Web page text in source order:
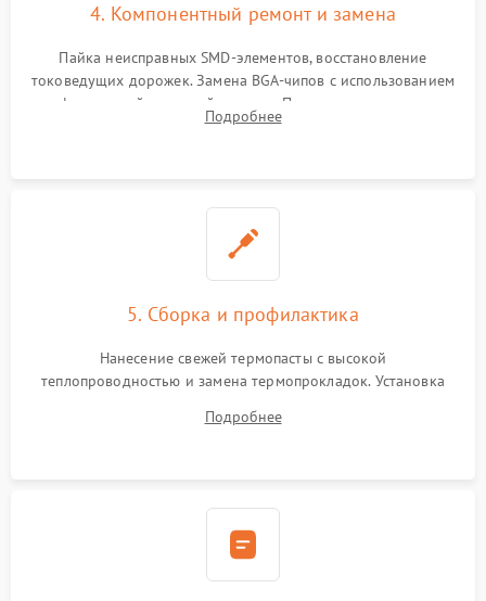
4. Компонентный ремонт и замена
Пайка неисправных SMD-элементов, восстановление
токоведущих дорожек. Замена BGA-чипов с использованием
инфракрасной паяльной станции. Прошивка микросхемы
BIOS или замена поврежденных портов USB
Подробнее
5. Сборка и профилактика
Нанесение свежей термопасты с высокой
теплопроводностью и замена термопрокладок. Установка
шлейфов, модулей памяти и накопителей. Предварительная
Подробнее